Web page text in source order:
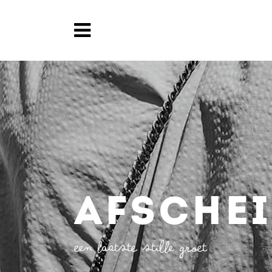
Een laatste stille groet